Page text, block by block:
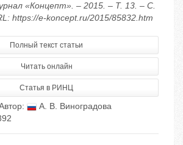
«Концепт». – 2015. – Т. 13. – С.
https://e-koncept.ru/2015/85832.htm
Полный текст статьи
Читать онлайн
Статья в РИНЦ
А. В. Виноградова